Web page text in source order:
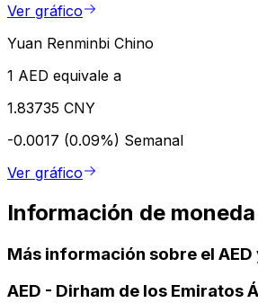
Ver gráfico
Yuan Renminbi Chino
1 AED equivale a
1.83735 CNY
-0.0017 (0.09%) Semanal
Ver gráfico
Información de moneda
Más información sobre el AED
AED - Dirham de los Emiratos